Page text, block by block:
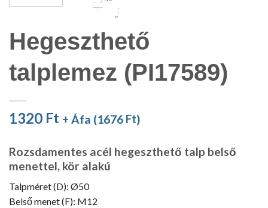
Hegeszthető
talplemez (PI17589)
1320 Ft + Áfa (1676 Ft)
Rozsdamentes acél hegeszthető talp belső
menettel, kör alakú
Talpméret (D): Ø50
Belső menet (F): M12